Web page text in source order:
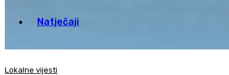
Natječaji
Lokalne vijesti